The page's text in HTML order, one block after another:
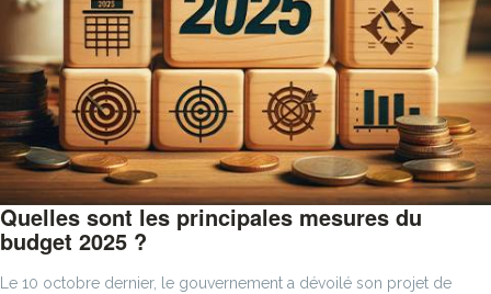
Quelles sont les principales mesures du
budget 2025 ?
Le 10 octobre dernier, le gouvernement a dévoilé son projet de